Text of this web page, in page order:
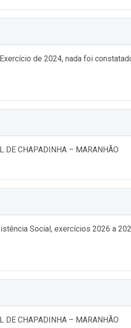
de 2024, nada foi
DE CHAPADINHA – MARANHÃO
Social, exercícios 2026 a
DE CHAPADINHA – MARANHÃO